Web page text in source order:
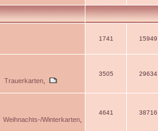
1741 15949
Trauerkarten
3505 29634
Weihnachts-/Winterkarten
4641 38716